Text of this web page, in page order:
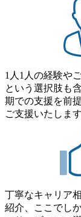
1人1人の経験や
という選択肢も
期での支援を前
ご支援いたします
丁寧なキャリア
紹介、ここでし